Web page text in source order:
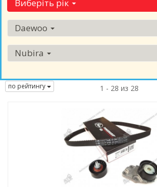
Виберіть рік
Daewoo
Nubira
по рейтингу 1 - 28 из 28